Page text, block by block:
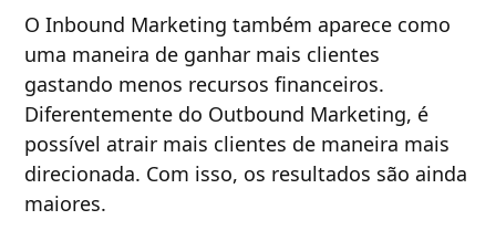
O Inbound Marketing também aparece como
uma maneira de ganhar mais clientes
gastando menos recursos financeiros.
Diferentemente do Outbound Marketing, é
possível atrair mais clientes de maneira mais
direcionada. Com isso, os resultados são ainda
maiores.